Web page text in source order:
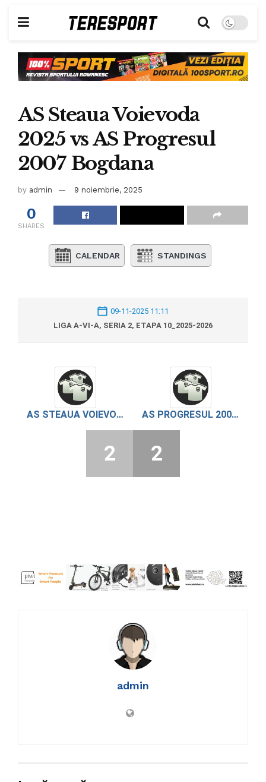
AS Steaua Voievoda
2025 vs AS Progresul
2007 Bogdana
by admin 9 noiembrie, 2025
0
SHARES
CALENDAR STANDINGS
09-11-2025 11:11
LIGA A-VI-A, SERIA 2, ETAPA 10_2025-2026
AS STEAUA VOIEVODA 2025 AS PROGRESUL 2007 BOGDANA
2 2
admin